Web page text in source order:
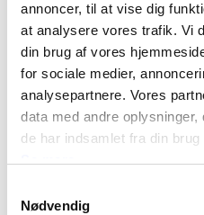
annoncer, til at vise dig
at analysere vores trafik. Vi
din brug af vores
for sociale medier,
analysepartnere. Vores
data med andre
de har indsamlet fra din
Nødvendig
Ofte er det dog ikke helt så
ikke indgår i delingsformuen.
betydning, hvordan jeres
Hvis du eksempelvis har en
benytter rådgivere, der
af værdien, så der tages
bodelingen.